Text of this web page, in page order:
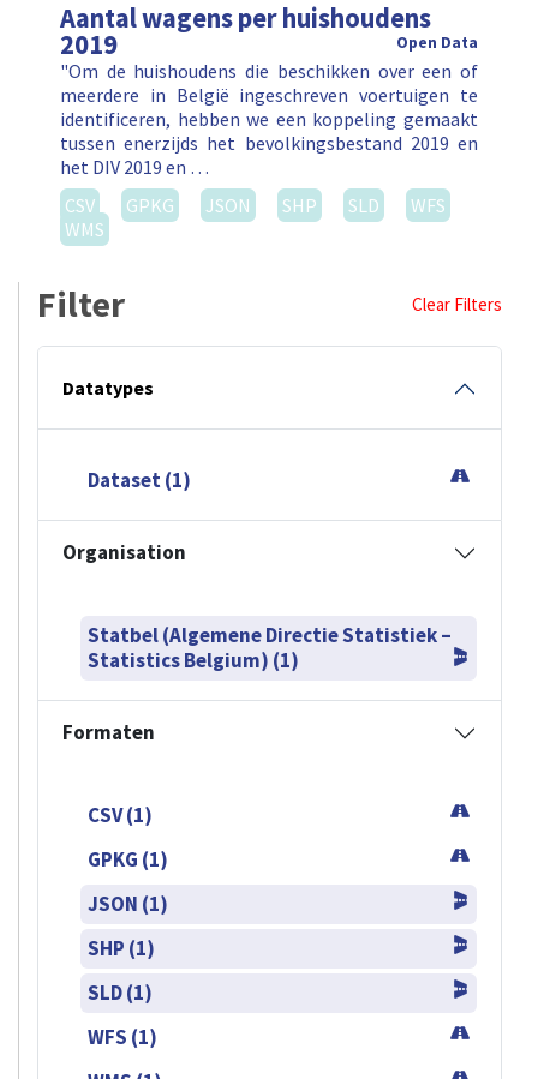
Aantal wagens per huishoudens
2019 Open Data
"Om de huishoudens die beschikken over een of
meerdere in België ingeschreven voertuigen te
identificeren, hebben we een koppeling gemaakt
tussen enerzijds het bevolkingsbestand 2019 en
het DIV 2019 en …
CSV
GPKG JSON SHP SLD
WFS
WMS
Filter Clear Filters
Datatypes
Dataset (1)
Organisation
Statbel (Algemene Directie Statistiek –
Statistics Belgium) (1)
Formaten
CSV (1)
GPKG (1)
JSON (1)
SHP (1)
SLD (1)
WFS (1)